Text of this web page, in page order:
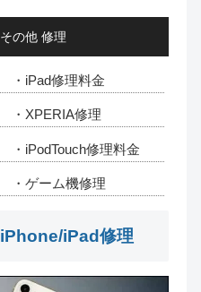
その他 修理
・iPad修理料金
・XPERIA修理
・iPodTouch修理料金
・ゲーム機修理
iPhone/iPad修理